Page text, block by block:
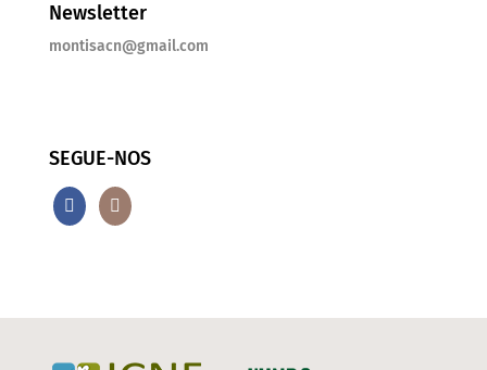
Newsletter
montisacn@gmail.com
SEGUE-NOS